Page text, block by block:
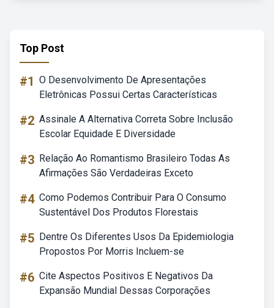
Top Post
#1 O Desenvolvimento De Apresentações
Eletrônicas Possui Certas Características
#2 Assinale A Alternativa Correta Sobre Inclusão
Escolar Equidade E Diversidade
#3 Relação Ao Romantismo Brasileiro Todas As
Afirmações São Verdadeiras Exceto
#4 Como Podemos Contribuir Para O Consumo
Sustentável Dos Produtos Florestais
#5 Dentre Os Diferentes Usos Da Epidemiologia
Propostos Por Morris Incluem-se
#6 Cite Aspectos Positivos E Negativos Da
Expansão Mundial Dessas Corporações